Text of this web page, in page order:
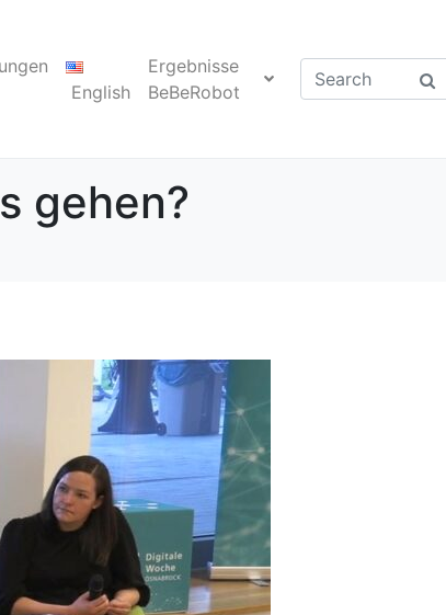
English
Ergebnisse
BeBeRobot
gehen?